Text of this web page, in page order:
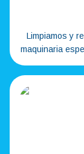
Limpiamos y
maquinaria